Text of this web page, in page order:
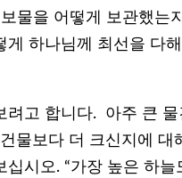
물을 어떻게 보관했는
하나님께 최선을 다
려고 합니다. 아주 큰
물보다 더 크신지에 대
시오. “가장 높은 하